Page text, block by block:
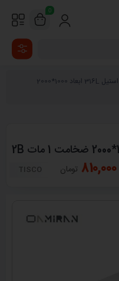
0
ورق شیت استیل 316L ابعاد 1000*2000
810,000 تومان TISCO